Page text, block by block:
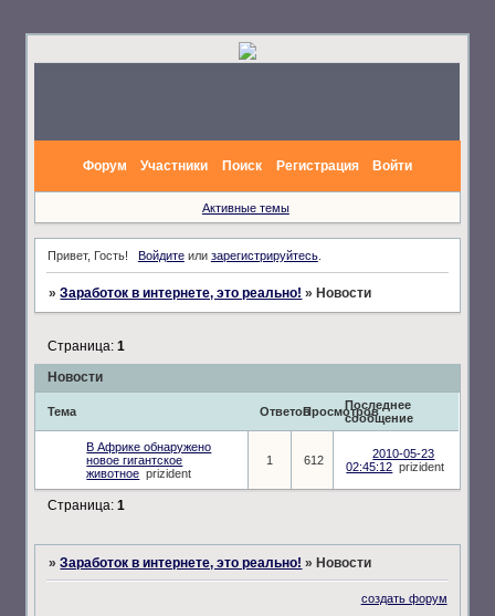
Форум Участники Поиск Регистрация Войти
Активные темы
Привет, Гость! Войдитеили зарегистрируйтесь.
»Заработок в интернете, это реально! » Новости
Новости
Страница:1
Тема ОтветовПросмотровПоследнее
сообщение
В Африке обнаружено
новое гигантское
животное prizident
1 612
2010-05-23
02:45:12 prizident
Страница:1
»Заработок в интернете, это реально! » Новости
создать форум